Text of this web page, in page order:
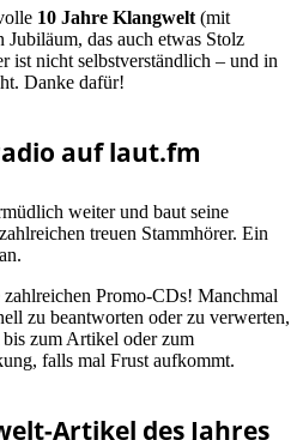
10 Jahre Klangwelt (mit
das auch etwas Stolz
ist nicht selbstverständlich – und in
Danke dafür!
auf laut.fm
weiter und baut seine
treuen Stammhörer. Ein
Promo-CDs! Manchmal
zu beantworten oder zu verwerten,
zum Artikel oder zum
falls mal Frust aufkommt.
Artikel des Jahres